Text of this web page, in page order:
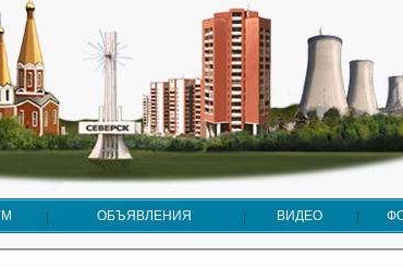
ОБЪЯВЛЕНИЯ ВИДЕО